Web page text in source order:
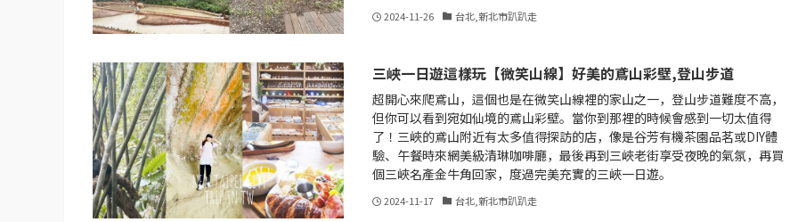
2024-11-26 台北,新北市趴趴走
三峽一日遊這樣玩【微笑山線】好美的鳶山彩壁,登山步道
超開心來爬鳶山，這個也是在微笑山線裡的家山之一，登山步道難度不高，
但你可以看到宛如仙境的鳶山彩壁。當你到那裡的時候會感到一切太值得
了！三峽的鳶山附近有太多值得探訪的店，像是谷芳有機茶園品茗或DIY體
驗、午餐時來網美級清琳咖啡廳，最後再到三峽老街享受夜晚的氣氛，再買
個三峽名產金牛角回家，度過完美充實的三峽一日遊。
2024-11-17 台北,新北市趴趴走